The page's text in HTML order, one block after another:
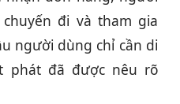
đi và tham gia
người dùng chỉ cần di
phát đã được nêu rõ